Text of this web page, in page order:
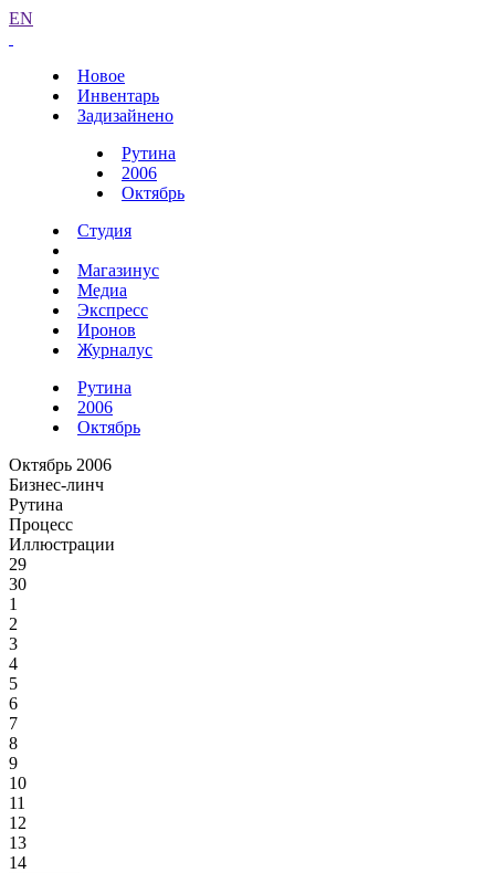
EN
Новое
Инвентарь
Задизайнено
Рутина
2006
Октябрь
Студия
Магазинус
Медиа
Экспресс
Иронов
Журналус
Рутина
2006
Октябрь
Октябрь 2006
Бизнес-линч
Рутина
Процесс
Иллюстрации
29
30
1
2
3
4
5
6
7
8
9
10
11
12
13
14